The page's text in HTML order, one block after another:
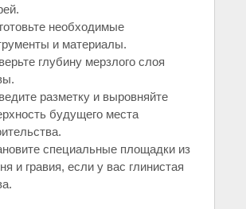
необходимые
и материалы.
глубину мерзлого слоя
разметку и выровняйте
будущего места
специальные площадки из
и гравия, если у вас глинистая